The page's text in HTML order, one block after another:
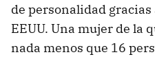
de personalidad gracias
EEUU. Una mujer de la
nada menos que 16